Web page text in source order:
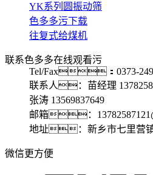
YK系列圆振动筛
色多多污下载
往复式给煤机
联系色多多在线观看污
Tel/Fax：0373-
联系人：苗经理
张涛 13569837649
邮箱：
地址：新乡市七里营
微信更方便